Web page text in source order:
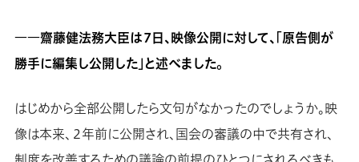
――齋藤健法務大臣は７日、映像公開に対して、「原告側が
勝手に編集し公開した」と述べました。
はじめから全部公開したら文句がなかったのでしょうか。映
像は本来、２年前に公開され、国会の審議の中で共有され、